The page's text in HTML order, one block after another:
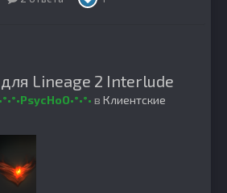
Lineage 2 Interlude
•°•°•PsycHoO•°•°• в Клиентские